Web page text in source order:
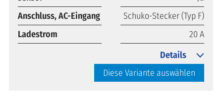
Anschluss, AC-Eingang
Schuko-Stecker (Typ F)
Ladestrom
20 A
Diese Variante auswählen
Details